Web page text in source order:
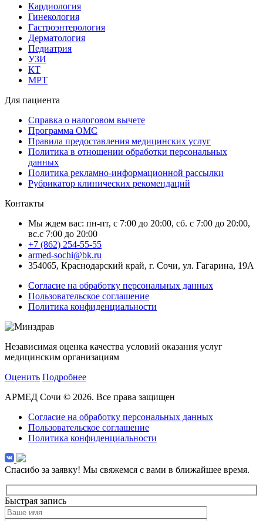
Кардиология
Гинекология
Гастроэнтерология
Дерматология
Педиатрия
УЗИ
КТ
МРТ
Для пациента
Справка о налоговом вычете
Программа ОМС
Правила предоставления медицинских услуг
Политика в отношении обработки персональных
данных
Политика рекламно-информационной рассылки
Рубрикатор клинических рекомендаций
Контакты
Мы ждем вас: пн-пт, с 7:00 до 20:00, сб. с 7:00 до 20:00,
вс.с 7:00 до 20:00
+7 (862) 254-55-55
armed-sochi@bk.ru
354065, Краснодарский край, г. Сочи, ул. Гагарина, 19А
Согласие на обработку персональных данных
Пользовательское соглашение
Политика конфиденциальности
Независимая оценка качества условий оказания услуг
медицинским организациям
Оценить Подробнее
АРМЕД Сочи © 2026. Все права защищен
Согласие на обработку персональных данных
Пользовательское соглашение
Политика конфиденциальности
Спасибо за заявку! Мы свяжемся с вами в ближайшее время.
Быстрая запись